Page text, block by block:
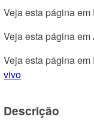
Veja esta página em
Veja esta página em
Veja esta página em
vivo
Descrição